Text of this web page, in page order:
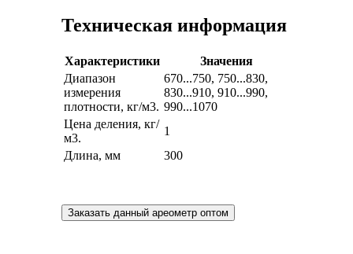
Техническая информация
Характеристики
Значения
Диапазон
измерения
плотности, кг/м3.
670...750, 750...830,
830...910, 910...990,
990...1070
Цена деления, кг/
м3.
1
Длина, мм
300
Заказать данный ареометр оптом